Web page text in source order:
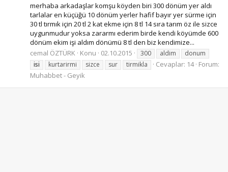
merhaba arkadaşlar komşu köyden biri 300 dönüm yer aldı
tarlalar en küçüğü 10 dönüm yerler hafif bayır yer sürme için
30 tl tırmık için 20 tl 2 kat ekme için 8 tl 14 sıra tarım öz ile sizce
uygunmudur yoksa zararmı ederim birde kendi köyümde 600
dönüm ekim işi aldım dönümü 8 tl den biz kendimize...
cemal ÖZTÜRK Konu 02.10.2015 300 aldim
donum
isi
kurtarirmi sizce sur tirmikla Cevaplar: 14 Forum:
Muhabbet - Geyik